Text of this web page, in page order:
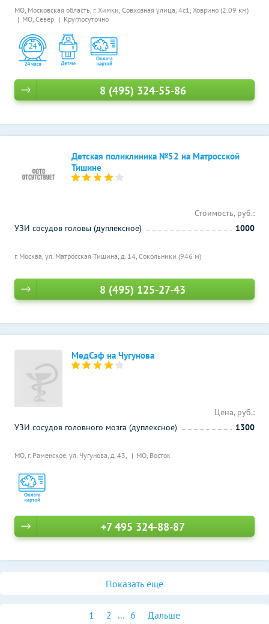
МО, Московская область, г. Химки, Совхозная улица, 4с1, Ховрино (2.09 км)
МО, Север
Круглосуточно
8 (495) 324-55-86
Детская поликлиника №52 на Матросской
Тишине
г. Москва, ул. Матросская Тишина, д. 14, Сокольники (946 м)
Стоимость, руб.:
УЗИ сосудов головы (дуплексное)
1000
8 (495) 125-27-43
МедСэф на Чугунова
МО, г. Раменское, ул. Чугунова, д. 43, МО, Восток
Цена, руб.:
УЗИ сосудов головного мозга (дуплексное)
1300
+7 495 324-88-87
Показать ещё
1 2 ... 6 Дальше